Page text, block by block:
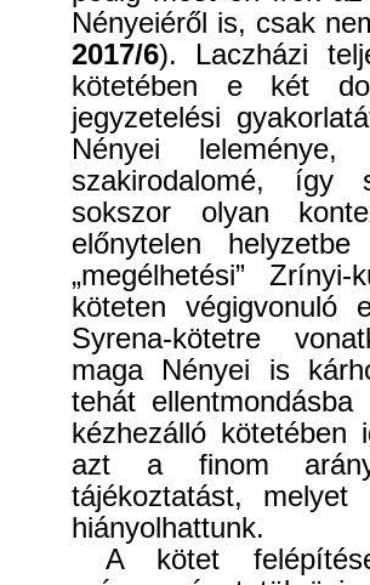
Nényeiéről is, csak
2017/6). Laczházi
kötetében e két
jegyzetelési
Nényei
szakirodalomé, így
sokszor olyan
előnytelen
„megélhetési”
köteten végigvonuló
Syrena-kötetre
maga Nényei is
tehát
kézhezálló kötetében
azt a finom
tájékoztatást, melyet
hiányolhattunk.
A kötet